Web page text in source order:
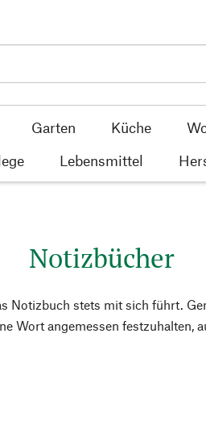
Garten Küche
Lebensmittel
Notizbücher
Notizbuch stets mit sich führt.
Wort angemessen festzuhalten,